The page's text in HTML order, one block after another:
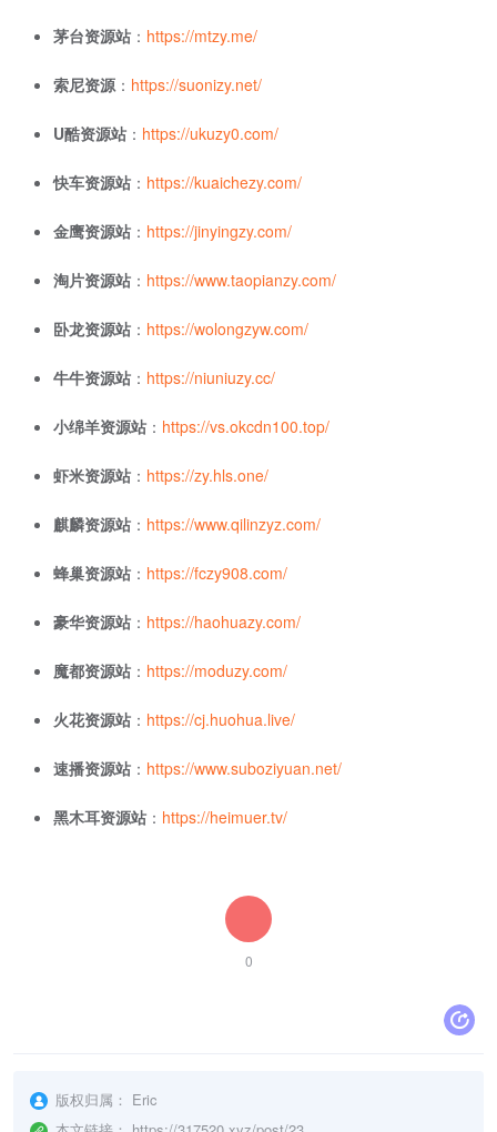
茅台资源站 ： https://mtzy.me/
索尼资源： https://suonizy.net/
U酷资源站 ： https://ukuzy0.com/
快车资源站 ： https://kuaichezy.com/
金鹰资源站 ： https://jinyingzy.com/
淘片资源站 ： https://www.taopianzy.com/
卧龙资源站 ： https://wolongzyw.com/
牛牛资源站 ： https://niuniuzy.cc/
小绵羊资源站 ： https://vs.okcdn100.top/
虾米资源站 ： https://zy.hls.one/
麒麟资源站 ： https://www.qilinzyz.com/
蜂巢资源站 ： https://fczy908.com/
豪华资源站 ： https://haohuazy.com/
魔都资源站 ： https://moduzy.com/
火花资源站 ： https://cj.huohua.live/
速播资源站 ： https://www.suboziyuan.net/
黑木耳资源站 ： https://heimuer.tv/
0
版权归属： Eric